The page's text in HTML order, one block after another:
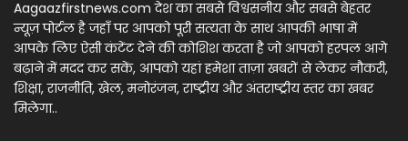
Aagaazfirstnews.com देश का सबसे विश्वसनीय और सबसे बेहतर
न्यूज़ पोर्टल है जहाँ पर आपको पूरी सत्यता के साथ आपकी भाषा में
आपके लिए ऐसी कंटेंट देने की कोशिश करता है जो आपको हरपल आगे
बढ़ाने में मदद कर सकें, आपको यहां हमेशा ताज़ा खबरों से लेकर नौकरी,
शिक्षा, राजनीति, खेल, मनोरंजन, राष्ट्रीय और अंतराष्ट्रीय स्तर का खबर
मिलेगा..